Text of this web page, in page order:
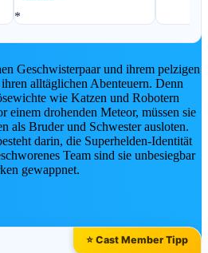
Attraktions-Tickets weltweit*
aus Disneyland Paris, Disneyland Resort & Walt
Disney World – mit…
Geschwisterpaar und ihrem pelzigen
alltäglichen Abenteuern. Denn
wie Katzen und Robotern
einem drohenden Meteor, müssen sie
als Bruder und Schwester ausloten.
darin, die Superhelden-Identität
Team sind sie unbesiegbar
gewappnet.
⭐ Cast Member Tipp